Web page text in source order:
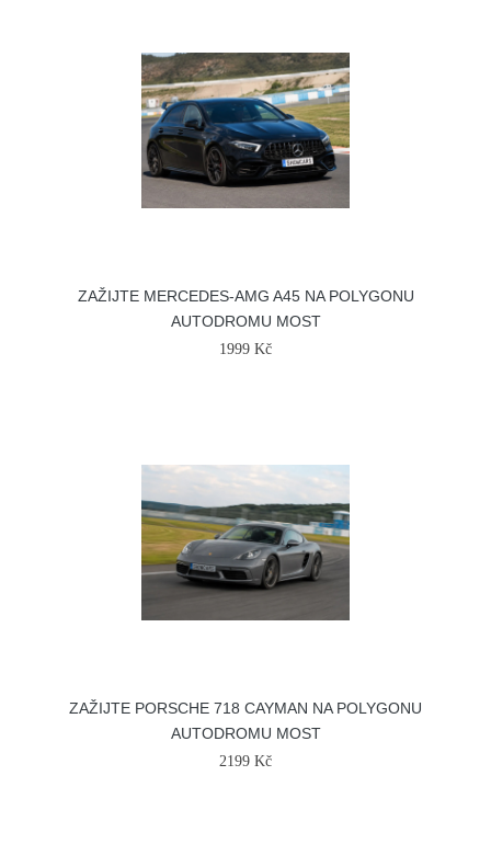
ZAŽIJTE MERCEDES-AMG A45 NA POLYGONU
AUTODROMU MOST
1999 Kč
ZAŽIJTE PORSCHE 718 CAYMAN NA POLYGONU
AUTODROMU MOST
2199 Kč